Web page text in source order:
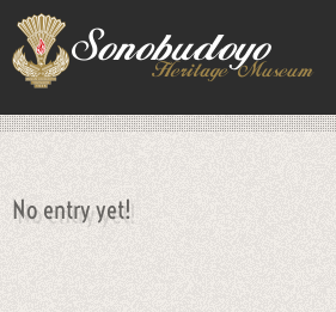
No entry yet!